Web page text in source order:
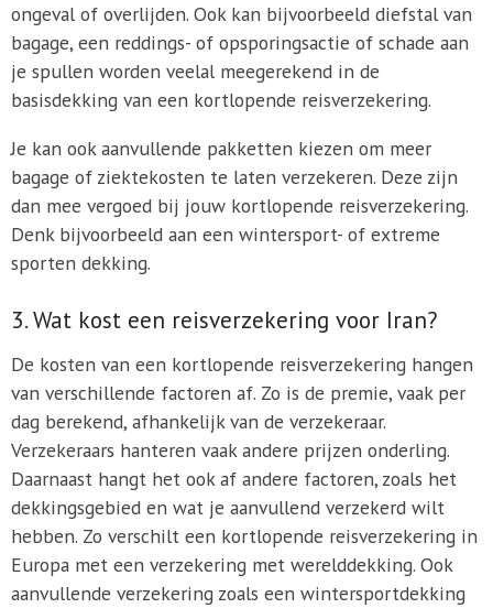
ongeval of overlijden. Ook kan bijvoorbeeld diefstal van
bagage, een reddings- of opsporingsactie of schade aan
je spullen worden veelal meegerekend in de
basisdekking van een kortlopende reisverzekering.
Je kan ook aanvullende pakketten kiezen om meer
bagage of ziektekosten te laten verzekeren. Deze zijn
dan mee vergoed bij jouw kortlopende reisverzekering.
Denk bijvoorbeeld aan een wintersport- of extreme
sporten dekking.
3. Wat kost een reisverzekering voor Iran?
De kosten van een kortlopende reisverzekering hangen
van verschillende factoren af. Zo is de premie, vaak per
dag berekend, afhankelijk van de verzekeraar.
Verzekeraars hanteren vaak andere prijzen onderling.
Daarnaast hangt het ook af andere factoren, zoals het
dekkingsgebied en wat je aanvullend verzekerd wilt
hebben. Zo verschilt een kortlopende reisverzekering in
Europa met een verzekering met werelddekking. Ook
aanvullende verzekering zoals een wintersportdekking